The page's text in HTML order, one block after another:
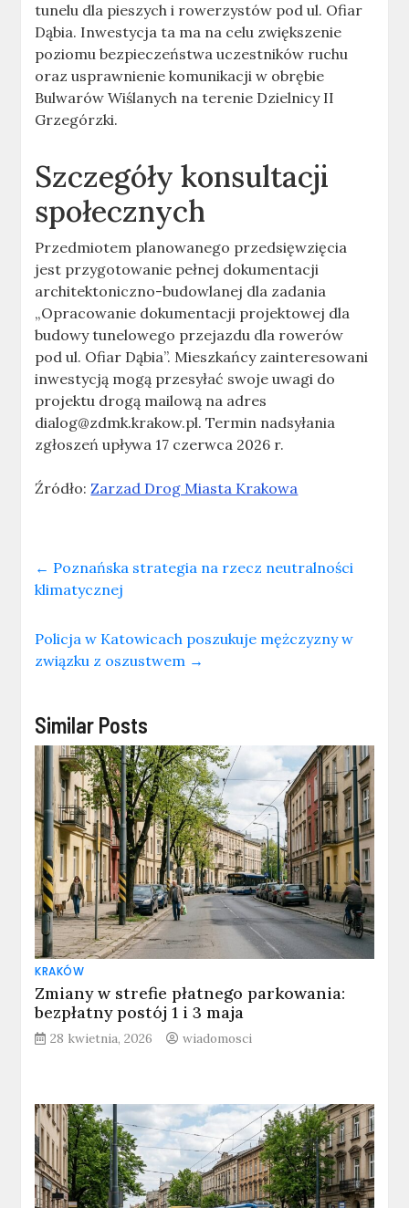
tunelu dla pieszych i rowerzystów pod ul. Ofiar
Dąbia. Inwestycja ta ma na celu zwiększenie
poziomu bezpieczeństwa uczestników ruchu
oraz usprawnienie komunikacji w obrębie
Bulwarów Wiślanych na terenie Dzielnicy II
Grzegórzki.
Szczegóły konsultacji
społecznych
Przedmiotem planowanego przedsięwzięcia
jest przygotowanie pełnej dokumentacji
architektoniczno-budowlanej dla zadania
„Opracowanie dokumentacji projektowej dla
budowy tunelowego przejazdu dla rowerów
pod ul. Ofiar Dąbia”. Mieszkańcy zainteresowani
inwestycją mogą przesyłać swoje uwagi do
projektu drogą mailową na adres
dialog@zdmk.krakow.pl. Termin nadsyłania
zgłoszeń upływa 17 czerwca 2026 r.
Źródło:Zarzad Drog Miasta Krakowa
← Poznańska strategia na rzecz neutralności
klimatycznej
Policja w Katowicach poszukuje mężczyzny w
związku z oszustwem →
Similar Posts
KRAKÓW
Zmiany w strefie płatnego parkowania:
bezpłatny postój 1 i 3 maja
28 kwietnia, 2026 wiadomosci